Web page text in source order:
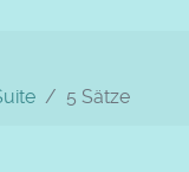
5 Sätze